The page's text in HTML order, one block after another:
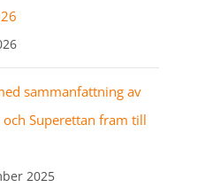
sammanfattning av
och Superettan fram till
2025